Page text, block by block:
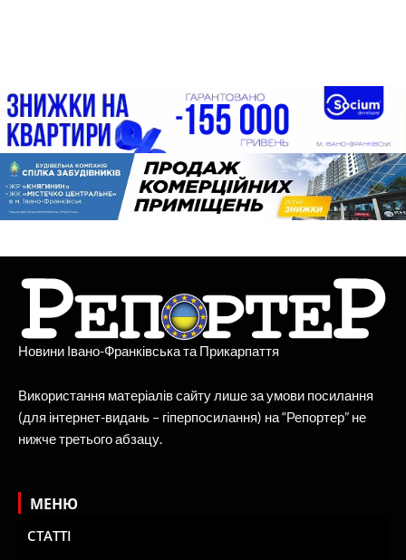
Новини Івано-Франківська та Прикарпаття
Використання матеріалів сайту лише за умови посилання
(для інтернет-видань – гіперпосилання) на “Репортер” не
нижче третього абзацу.
МЕНЮ
СТАТТІ